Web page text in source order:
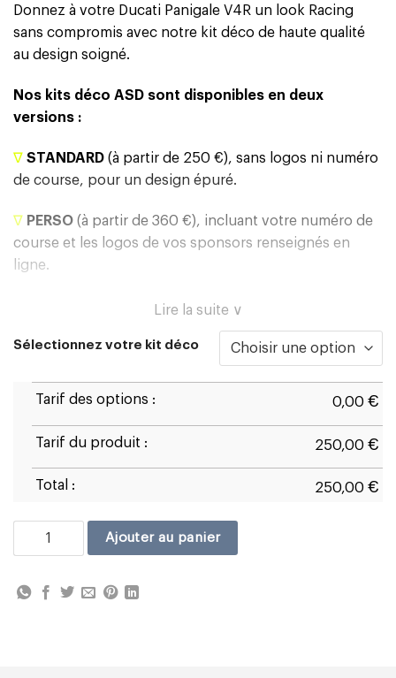
Donnez à votre Ducati Panigale V4R un look Racing
sans compromis avec notre kit déco de haute qualité
au design soigné.
Nos kits déco ASD sont disponibles en deux
versions :
∇ STANDARD (à partir de 250 €), sans logos ni numéro
de course, pour un design épuré.
∇ PERSO (à partir de 360 €), incluant votre numéro de
course et les logos de vos sponsors renseignés en
ligne.
Lire la suite ∨
Sélectionnez votre kit déco
Tarif des options : 0,00 €
Tarif du produit : 250,00 €
Total : 250,00 €
quantité de Ducati Panigale V4R 2026 D1
Ajouter au panier